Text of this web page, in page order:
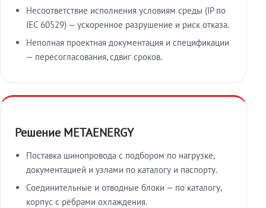
Несоответствие исполнения условиям среды (IP по
IEC 60529) — ускоренное разрушение и риск отказа.
Неполная проектная документация и спецификации
— пересогласования, сдвиг сроков.
Решение METAENERGY
Поставка шинопровода с подбором по нагрузке,
документацией и узлами по каталогу и паспорту.
Соединительные и отводные блоки — по каталогу,
корпус с рёбрами охлаждения.